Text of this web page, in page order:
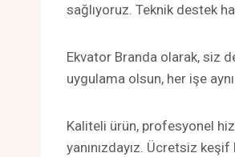
sağlıyoruz. Teknik destek
Ekvator Branda olarak, siz
uygulama olsun, her işe
Kaliteli ürün, profesyonel
yanınızdayız. Ücretsiz